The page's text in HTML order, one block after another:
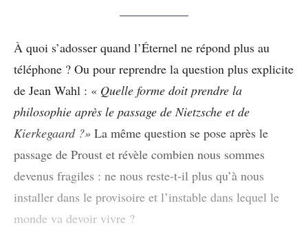
À quoi s’adosser quand l’Éternel ne répond plus au
téléphone ? Ou pour reprendre la question plus explicite
de Jean Wahl : « Quelle forme doit prendre la
philosophie après le passage de Nietzsche et de
Kierkegaard ?» La même question se pose après le
passage de Proust et révèle combien nous sommes
devenus fragiles : ne nous reste-t-il plus qu’à nous
installer dans le provisoire et l’instable dans lequel le
monde va devoir vivre ?